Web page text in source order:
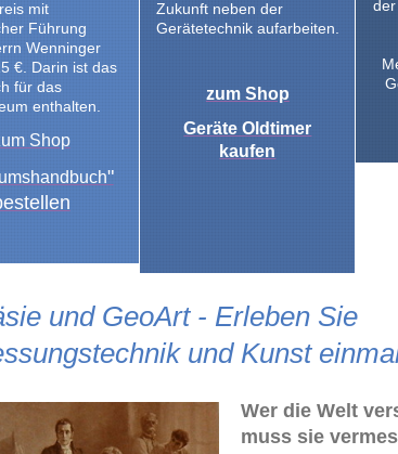
mit
Führung
Wenninger
€. Darin ist das
für das
enthalten.
Shop
"
Zukunft neben der
Gerätetechnik aufarbeiten.
zum Shop
Geräte Oldtimer
kaufen
und GeoArt - Erleben Sie
und Kunst
Wer die Welt
muss sie